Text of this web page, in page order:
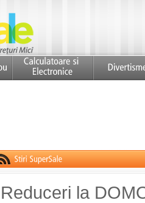
Reduceri la